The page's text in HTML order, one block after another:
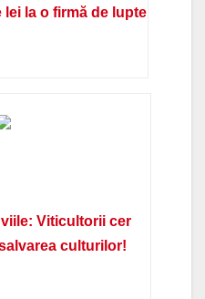
la o firmă de lupte
Viticultorii cer
culturilor!